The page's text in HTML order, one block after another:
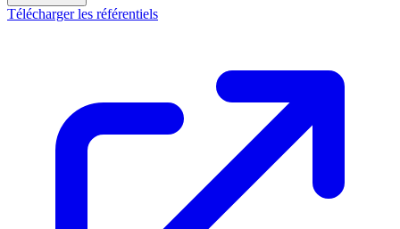
Télécharger les référentiels